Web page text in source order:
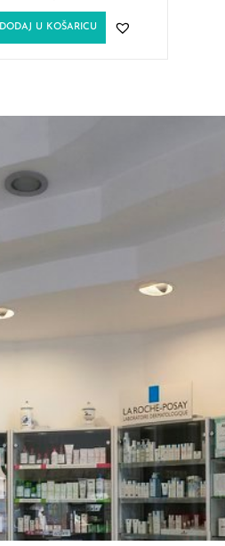
DODAJ U KOŠARICU